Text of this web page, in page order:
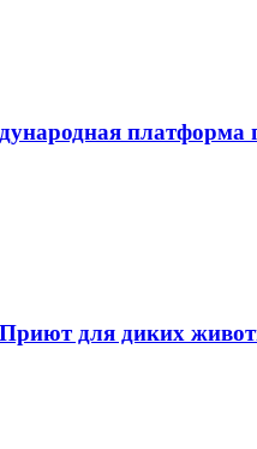
для диких